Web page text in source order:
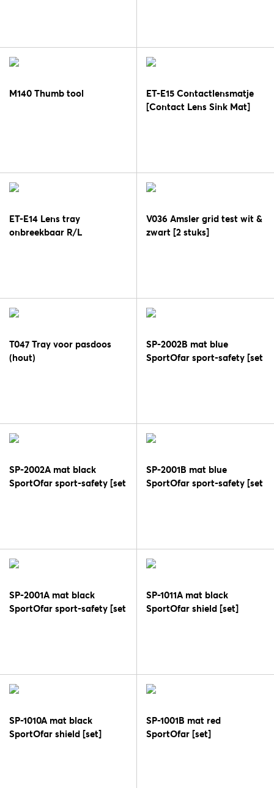
M140 Thumb tool
ET-E15 Contactlensmatje
[Contact Lens Sink Mat]
ET-E14 Lens tray
onbreekbaar R/L
V036 Amsler grid test wit &
zwart [2 stuks]
T047 Tray voor pasdoos
(hout)
SP-2002B mat blue
SportOfar sport-safety [set
SP-2002A mat black
SportOfar sport-safety [set
SP-2001B mat blue
SportOfar sport-safety [set
SP-2001A mat black
SportOfar sport-safety [set
SP-1011A mat black
SportOfar shield [set]
SP-1010A mat black
SportOfar shield [set]
SP-1001B mat red
SportOfar [set]